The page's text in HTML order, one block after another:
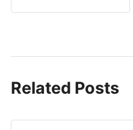
Related Posts